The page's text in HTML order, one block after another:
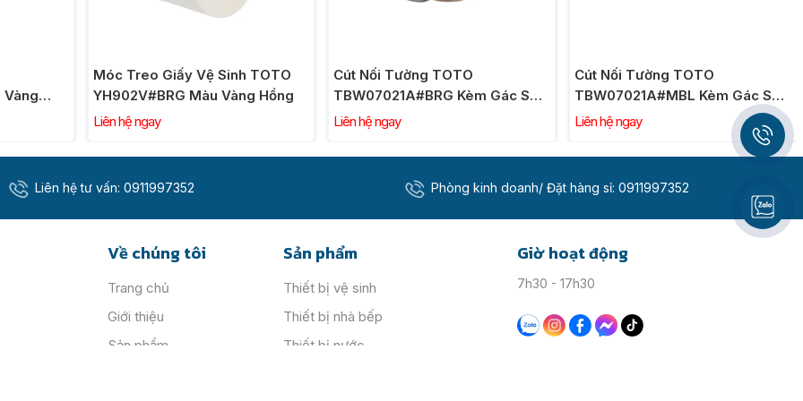
chuyển hướng
5m - 100m cột nước)
TOTO
Vàng Hồng
Cút Nối Tường TOTO
TBW07021A#BRG Kèm Gác Sen
Màu Vàng Hồng
Liên hệ ngay
Cút Nối Tường TOTO
TBW07021A#MBL Kèm Gác Sen
Màu Đen Mờ
Liên hệ ngay
Liên hệ tư vấn: 0911997352 Phòng kinh doanh/ Đặt hàng sỉ: 0911997352
Về chúng tôi
Trang chủ
Giới thiệu
Sản phẩm
Sản phẩm
Thiết bị vệ sinh
Thiết bị nhà bếp
Thiết bị nước
Giờ hoạt động
7h30 - 17h30